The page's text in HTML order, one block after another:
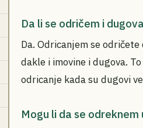
Da li se odričem i
Da. Odricanjem se
dakle i imovine i dugova.
odricanje kada su dugovi
Mogu li da se